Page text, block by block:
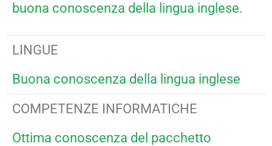
buona conoscenza della lingua inglese.
LINGUE
Buona conoscenza della lingua inglese
COMPETENZE INFORMATICHE
Ottima conoscenza del pacchetto